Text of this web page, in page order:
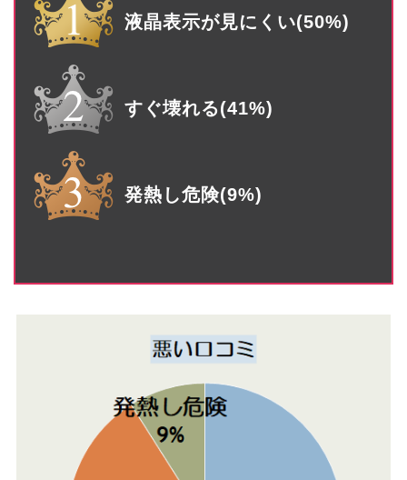
液晶表示が見にくい(50%)
すぐ壊れる(41%)
発熱し危険(9%)